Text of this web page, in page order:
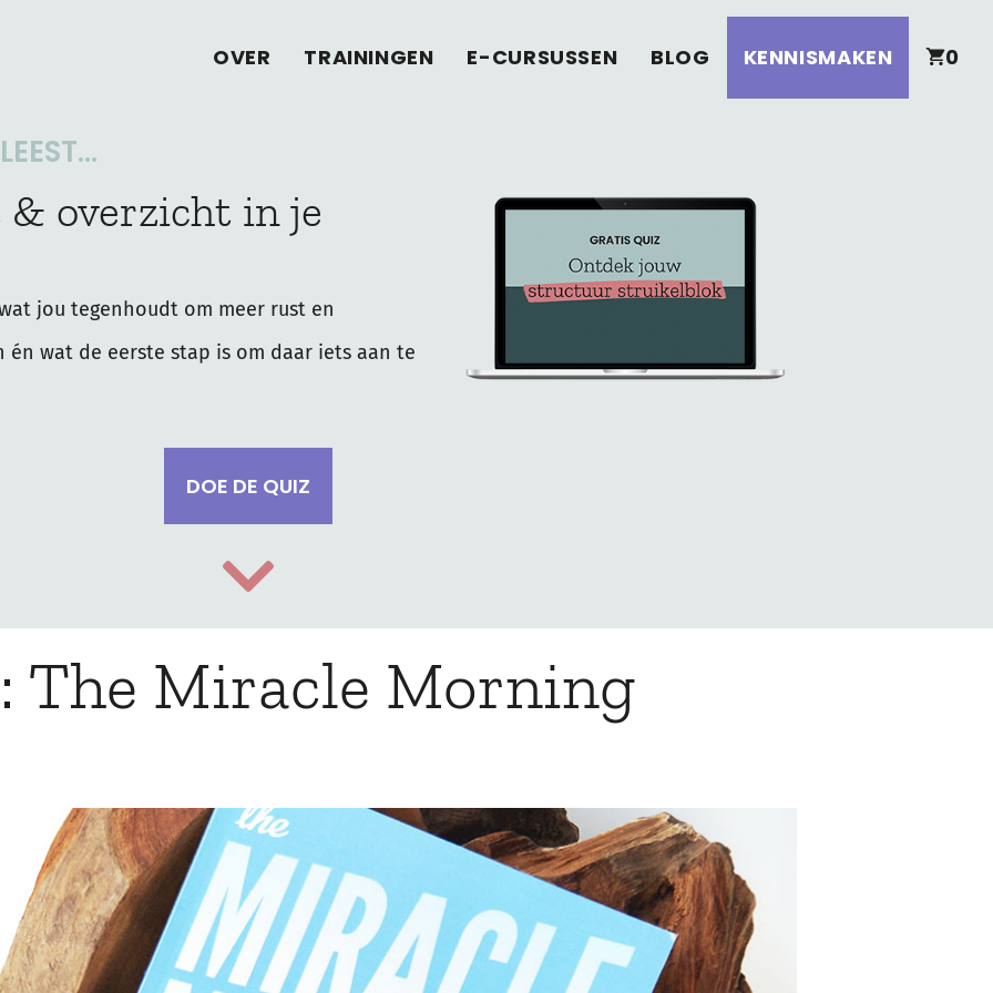
OVER TRAININGEN E-CURSUSSEN BLOG KENNISMAKEN 0
overzicht in je
jou tegenhoudt om meer rust en
wat de eerste stap is om daar iets aan te
DOE DE QUIZ
The Miracle Morning